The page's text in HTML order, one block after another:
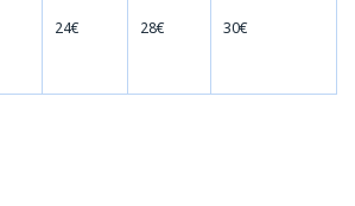
24€ 28€ 30€